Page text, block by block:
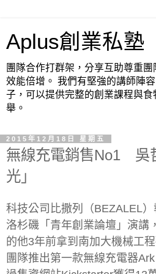
Aplus創業私塾
團隊合作打群架，分享互助尊重團
效能倍增。 我們有堅強的講師陣
子，可以提供完整的創業課程與
舉。
2015年12月18日 星期五
無線充電銷售No1 吳
光」
科技公司比撒列（BEZALEL
洛杉磯「青年創業論壇」演講
的他3年前拿到南加大機械工
團隊推出第一款無線充電器